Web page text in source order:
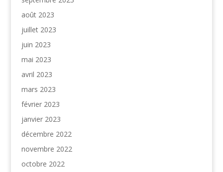
août 2023
juillet 2023
juin 2023
mai 2023
avril 2023
mars 2023
février 2023
janvier 2023
décembre 2022
novembre 2022
octobre 2022